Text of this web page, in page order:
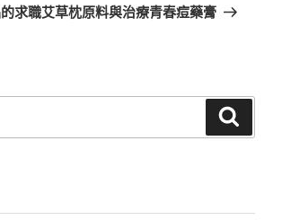
求職艾草枕原料與治療青春痘藥膏